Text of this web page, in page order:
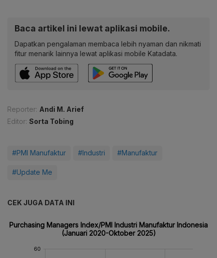
Baca artikel ini lewat aplikasi mobile.
Dapatkan pengalaman membaca lebih nyaman dan nikmati
fitur menarik lainnya lewat aplikasi mobile Katadata.
Reporter: Andi M. Arief
Editor: Sorta Tobing
#PMI Manufaktur #Industri #Manufaktur
#Update Me
CEK JUGA DATA INI